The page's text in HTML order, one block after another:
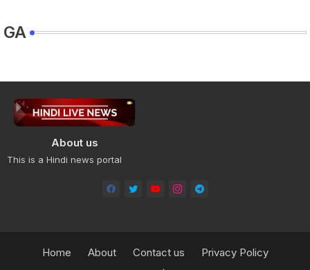
GA
About us
This is a Hindi news portal
Home About Contact us Privacy Policy